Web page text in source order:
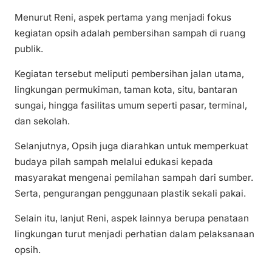
Menurut Reni, aspek pertama yang menjadi fokus
kegiatan opsih adalah pembersihan sampah di ruang
publik.
Kegiatan tersebut meliputi pembersihan jalan utama,
lingkungan permukiman, taman kota, situ, bantaran
sungai, hingga fasilitas umum seperti pasar, terminal,
dan sekolah.
Selanjutnya, Opsih juga diarahkan untuk memperkuat
budaya pilah sampah melalui edukasi kepada
masyarakat mengenai pemilahan sampah dari sumber.
Serta, pengurangan penggunaan plastik sekali pakai.
Selain itu, lanjut Reni, aspek lainnya berupa penataan
lingkungan turut menjadi perhatian dalam pelaksanaan
opsih.